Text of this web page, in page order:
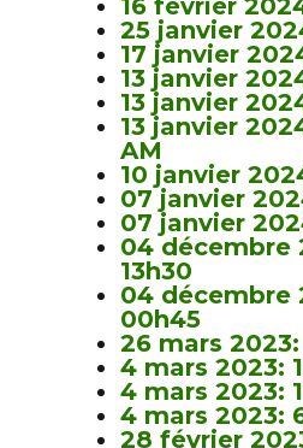
16 février
25 janvier
17 janvier
13 janvier
13 janvier
13 janvier
AM
10 janvier
07 janvier
07 janvier
04 décembre
13h30
04 décembre
00h45
26 mars
4 mars 2023:
4 mars 2023:
4 mars 2023:
28 février